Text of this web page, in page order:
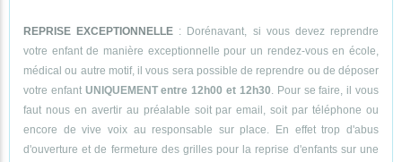
REPRISE EXCEPTIONNELLE : Dorénavant, si vous devez reprendre
votre enfant de manière exceptionnelle pour un rendez-vous en école,
médical ou autre motif, il vous sera possible de reprendre ou de déposer
votre enfant UNIQUEMENT entre 12h00 et 12h30. Pour se faire, il vous
faut nous en avertir au préalable soit par email, soit par téléphone ou
encore de vive voix au responsable sur place. En effet trop d'abus
d'ouverture et de fermeture des grilles pour la reprise d'enfants sur une